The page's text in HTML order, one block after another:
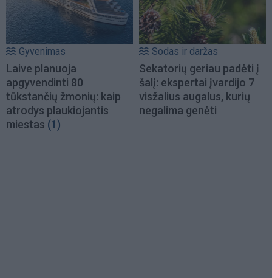
Gyvenimas
Laive planuoja
apgyvendinti 80
tūkstančių žmonių: kaip
atrodys plaukiojantis
miestas (1)
Sodas ir daržas
Sekatorių geriau padėti į
šalį: ekspertai įvardijo 7
visžalius augalus, kurių
negalima genėti